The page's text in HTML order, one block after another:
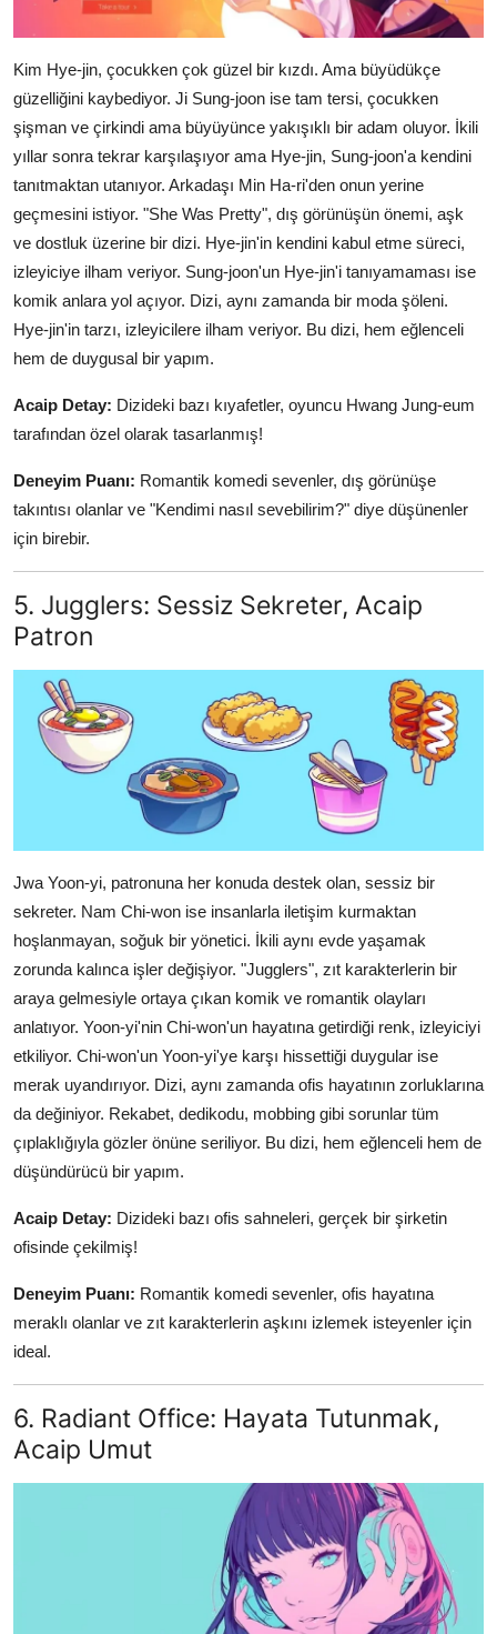
Kim Hye-jin, çocukken çok güzel bir kızdı. Ama büyüdükçe
güzelliğini kaybediyor. Ji Sung-joon ise tam tersi, çocukken
şişman ve çirkindi ama büyüyünce yakışıklı bir adam oluyor. İkili
yıllar sonra tekrar karşılaşıyor ama Hye-jin, Sung-joon'a kendini
tanıtmaktan utanıyor. Arkadaşı Min Ha-ri'den onun yerine
geçmesini istiyor. "She Was Pretty", dış görünüşün önemi, aşk
ve dostluk üzerine bir dizi. Hye-jin'in kendini kabul etme süreci,
izleyiciye ilham veriyor. Sung-joon'un Hye-jin'i tanıyamaması ise
komik anlara yol açıyor. Dizi, aynı zamanda bir moda şöleni.
Hye-jin'in tarzı, izleyicilere ilham veriyor. Bu dizi, hem eğlenceli
hem de duygusal bir yapım.
Acaip Detay: Dizideki bazı kıyafetler, oyuncu Hwang Jung-eum
tarafından özel olarak tasarlanmış!
Deneyim Puanı: Romantik komedi sevenler, dış görünüşe
takıntısı olanlar ve "Kendimi nasıl sevebilirim?" diye düşünenler
için birebir.
5. Jugglers: Sessiz Sekreter, Acaip
Patron
Jwa Yoon-yi, patronuna her konuda destek olan, sessiz bir
sekreter. Nam Chi-won ise insanlarla iletişim kurmaktan
hoşlanmayan, soğuk bir yönetici. İkili aynı evde yaşamak
zorunda kalınca işler değişiyor. "Jugglers", zıt karakterlerin bir
araya gelmesiyle ortaya çıkan komik ve romantik olayları
anlatıyor. Yoon-yi'nin Chi-won'un hayatına getirdiği renk, izleyiciyi
etkiliyor. Chi-won'un Yoon-yi'ye karşı hissettiği duygular ise
merak uyandırıyor. Dizi, aynı zamanda ofis hayatının zorluklarına
da değiniyor. Rekabet, dedikodu, mobbing gibi sorunlar tüm
çıplaklığıyla gözler önüne seriliyor. Bu dizi, hem eğlenceli hem de
düşündürücü bir yapım.
Acaip Detay: Dizideki bazı ofis sahneleri, gerçek bir şirketin
ofisinde çekilmiş!
Deneyim Puanı: Romantik komedi sevenler, ofis hayatına
meraklı olanlar ve zıt karakterlerin aşkını izlemek isteyenler için
ideal.
6. Radiant Office: Hayata Tutunmak,
Acaip Umut